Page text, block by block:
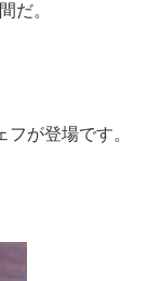
だ。
が登場です。